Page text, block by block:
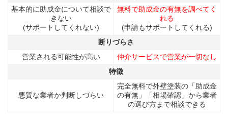
基本的に助成金について相談で
きない
(サポートしてくれない)
無料で助成金の有無を調べてく
れる
(申請もサポートしてくれる)
断りづらさ
営業される可能性が高い
仲介サービスで営業が一切なし
特徴
悪質な業者か判断しづらい
完全無料で外壁塗装の「助成金
の有無」「相場確認」から業者
の選び方まで相談できる